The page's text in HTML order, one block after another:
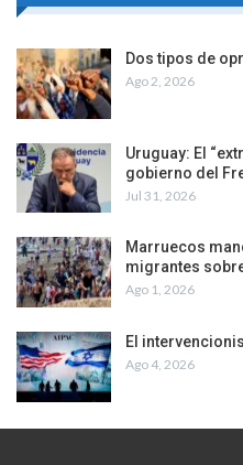
Dos tipos de
Ago 2, 2026
Uruguay: El
gobierno del
Jul 31, 2026
Marruecos
migrantes
Ago 1, 2026
El
Ago 4, 2026